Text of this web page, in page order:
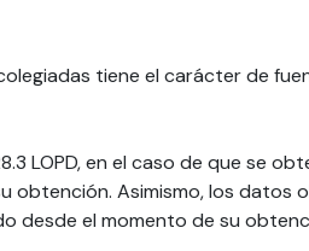
tiene el carácter de
LOPD, en el caso de que se
obtención. Asimismo, los
desde el momento de su